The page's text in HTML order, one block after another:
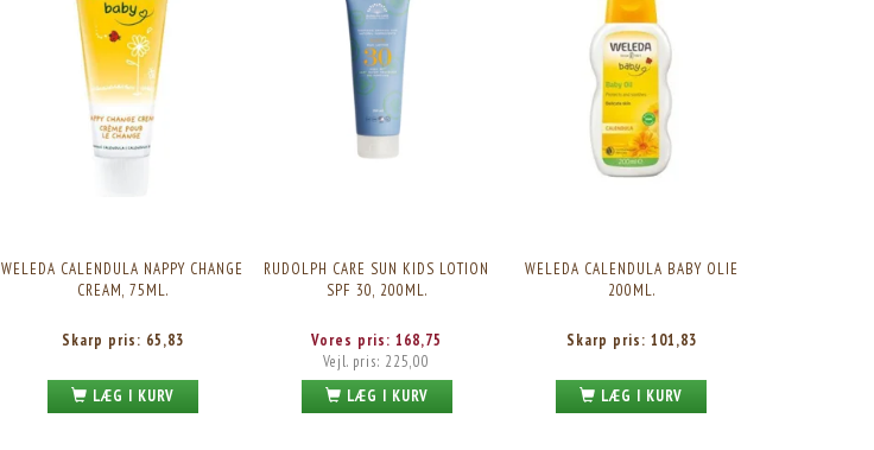
VALMED GRAVIDITETSTEST 5 STK, STRIMMEL RUDOLPH CARE SUN KIDS LOTION SPF 50, 200ML.
WELEDA CALENDULA NAPPY CHANGE
CREAM, 75ML.
Skarp pris: 65,83
LÆG I KURV
RUDOLPH CARE SUN KIDS LOTION
SPF 30, 200ML.
Vores pris:168,75
Vejl. pris: 225,00
LÆG I KURV
WELEDA CALENDULA BABY OLIE
200ML.
Skarp pris: 101,83
LÆG I KURV